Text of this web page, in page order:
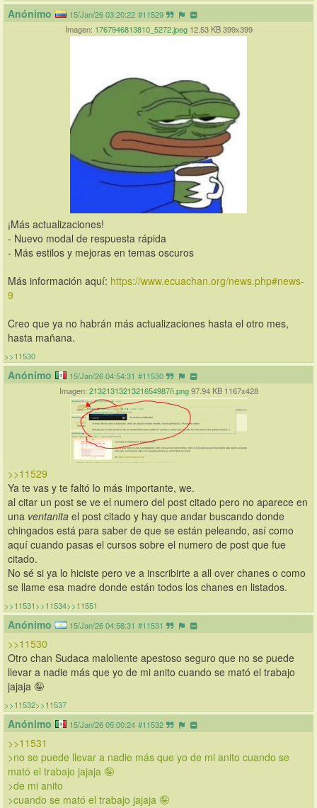
Anónimo
15/Jan/26 03:20:22 #11529
Imagen: 1767946813810_5272.jpeg 12.53 KB 399x399
¡Más actualizaciones!
- Nuevo modal de respuesta rápida
- Más estilos y mejoras en temas oscuros
Más información aquí: https://www.ecuachan.org/news.php#news-
9
Creo que ya no habrán más actualizaciones hasta el otro mes,
hasta mañana.
>>11530
Anónimo 15/Jan/26 04:54:31 #11530
Imagen: 2132131321321654987ñ.png 97.94 KB 1167x428
>>11529
Ya te vas y te faltó lo más importante, we.
al citar un post se ve el numero del post citado pero no aparece en
una ventanita el post citado y hay que andar buscando donde
chingados está para saber de que se están peleando, así como
aquí cuando pasas el cursos sobre el numero de post que fue
citado.
No sé si ya lo hiciste pero ve a inscribirte a all over chanes o como
se llame esa madre donde están todos los chanes en listados.
>>11531>>11534>>11551
Anónimo 15/Jan/26 04:58:31 #11531
>>11530
Otro chan Sudaca maloliente apestoso seguro que no se puede
llevar a nadie más que yo de mi anito cuando se mató el trabajo
jajaja 🤪
>>11532>>11537
Anónimo 15/Jan/26 05:00:24 #11532
>>11531
>no se puede llevar a nadie más que yo de mi anito cuando se
mató el trabajo jajaja 🤪
>de mi anito
>cuando se mató el trabajo jajaja 🤪